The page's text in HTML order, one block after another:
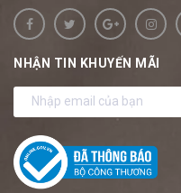
NHẬN TIN KHUYẾN MÃI